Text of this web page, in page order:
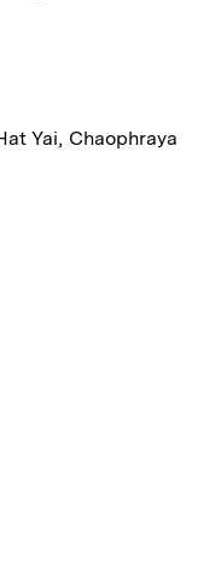
Yai, Chaophraya